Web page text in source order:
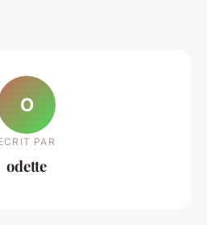
O
PAR
odette